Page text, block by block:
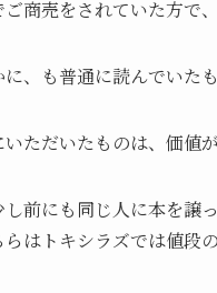
商売をされていた方で
、も普通に読んでいた
いただいたものは、価値
前にも同じ人に本を譲
はトキシラズでは値段